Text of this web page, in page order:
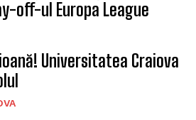
off-ul Europa League
Universitatea Craiova